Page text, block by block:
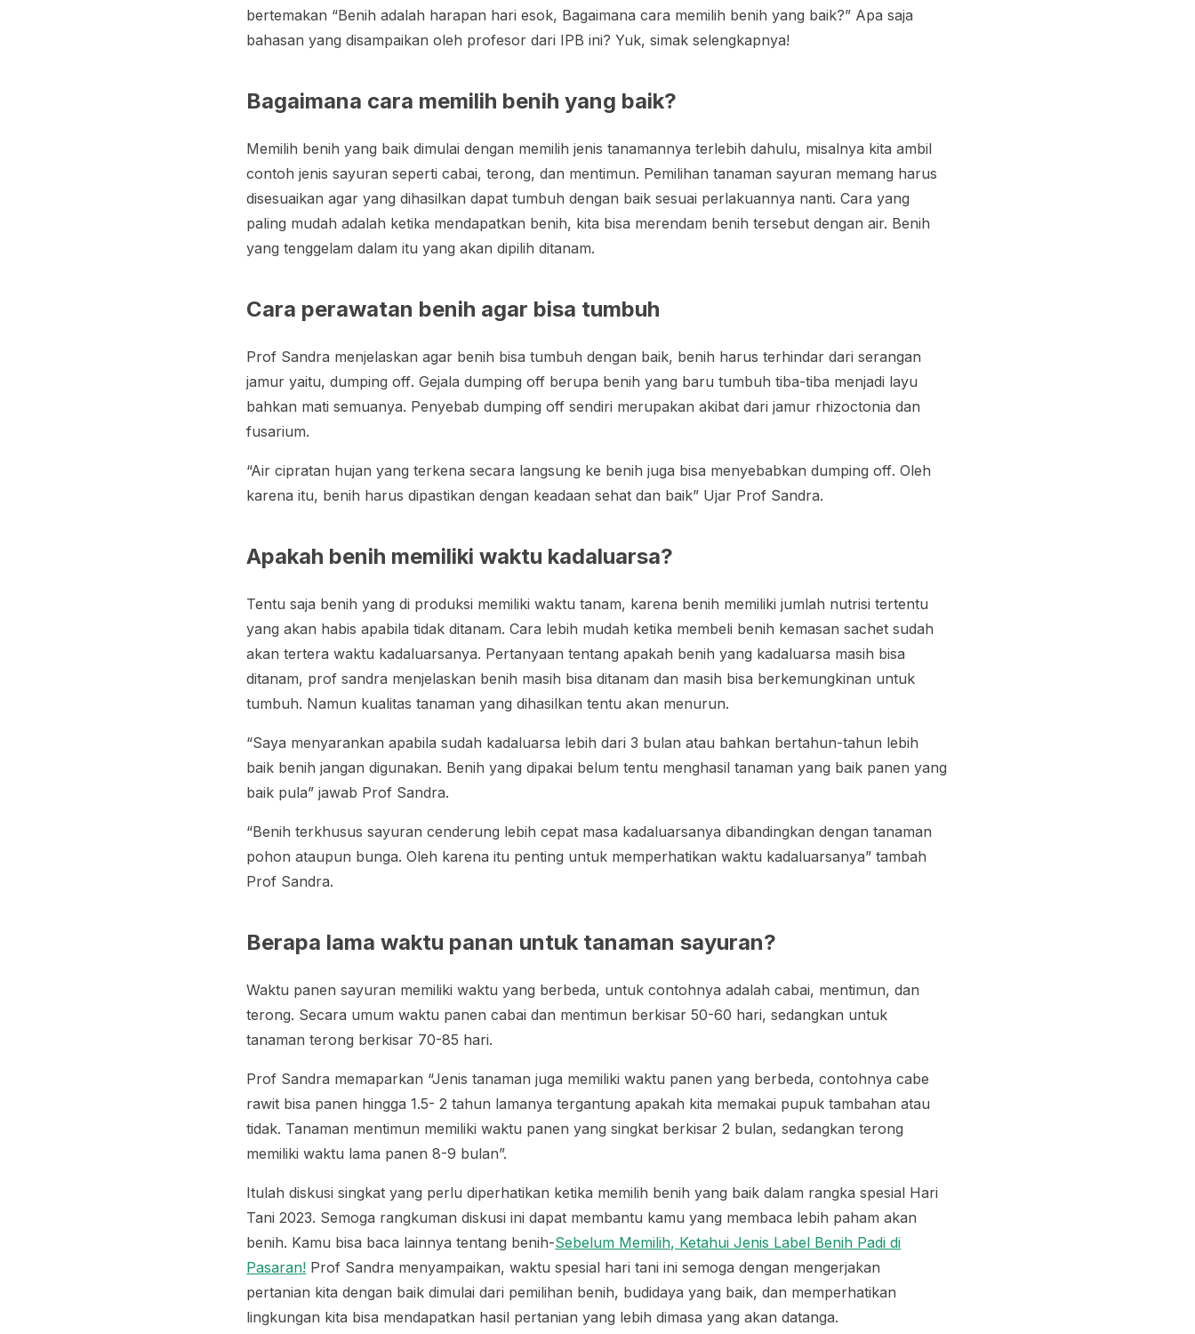
bertemakan “Benih adalah harapan hari esok, Bagaimana cara memilih benih yang baik?” Apa saja
bahasan yang disampaikan oleh profesor dari IPB ini? Yuk, simak selengkapnya!
Bagaimana cara memilih benih yang baik?
Memilih benih yang baik dimulai dengan memilih jenis tanamannya terlebih dahulu, misalnya kita ambil
contoh jenis sayuran seperti cabai, terong, dan mentimun. Pemilihan tanaman sayuran memang harus
disesuaikan agar yang dihasilkan dapat tumbuh dengan baik sesuai perlakuannya nanti. Cara yang
paling mudah adalah ketika mendapatkan benih, kita bisa merendam benih tersebut dengan air. Benih
yang tenggelam dalam itu yang akan dipilih ditanam.
Cara perawatan benih agar bisa tumbuh
Prof Sandra menjelaskan agar benih bisa tumbuh dengan baik, benih harus terhindar dari serangan
jamur yaitu,dumping off. Gejaladumping off berupa benih yang baru tumbuh tiba-tiba menjadi layu
bahkan mati semuanya. Penyebabdumping off sendiri merupakan akibat dari jamur rhizoctonia dan
fusarium.
“Air cipratan hujan yang terkena secara langsung ke benih juga bisa menyebabkandumping off. Oleh
karena itu, benih harus dipastikan dengan keadaan sehat dan baik” Ujar Prof Sandra.
Apakah benih memiliki waktu kadaluarsa?
Tentu saja benih yang di produksi memiliki waktu tanam, karena benih memiliki jumlah nutrisi tertentu
yang akan habis apabila tidak ditanam. Cara lebih mudah ketika membeli benih kemasan sachet sudah
akan tertera waktu kadaluarsanya. Pertanyaan tentang apakah benih yang kadaluarsa masih bisa
ditanam, prof sandra menjelaskan benih masih bisa ditanam dan masih bisa berkemungkinan untuk
tumbuh. Namun kualitas tanaman yang dihasilkan tentu akan menurun.
“Saya menyarankan apabila sudah kadaluarsa lebih dari 3 bulan atau bahkan bertahun-tahun lebih
baik benih jangan digunakan. Benih yang dipakai belum tentu menghasil tanaman yang baik panen yang
baik pula” jawab Prof Sandra.
“Benih terkhusus sayuran cenderung lebih cepat masa kadaluarsanya dibandingkan dengan tanaman
pohon ataupun bunga. Oleh karena itu penting untuk memperhatikan waktu kadaluarsanya” tambah
Prof Sandra.
Berapa lama waktu panan untuk tanaman sayuran?
Waktu panen sayuran memiliki waktu yang berbeda, untuk contohnya adalah cabai, mentimun, dan
terong. Secara umum waktu panen cabai dan mentimun berkisar 50-60 hari, sedangkan untuk
tanaman terong berkisar 70-85 hari.
Prof Sandra memaparkan “Jenis tanaman juga memiliki waktu panen yang berbeda, contohnya cabe
rawit bisa panen hingga 1.5- 2 tahun lamanya tergantung apakah kita memakai pupuk tambahan atau
tidak. Tanaman mentimun memiliki waktu panen yang singkat berkisar 2 bulan, sedangkan terong
memiliki waktu lama panen 8-9 bulan”.
Itulah diskusi singkat yang perlu diperhatikan ketika memilih benih yang baik dalam rangka spesial Hari
Tani 2023. Semoga rangkuman diskusi ini dapat membantu kamu yang membaca lebih paham akan
benih. Kamu bisa baca lainnya tentang benih-Sebelum Memilih, Ketahui Jenis Label Benih Padi di
Pasaran! Prof Sandra menyampaikan, waktu spesial hari tani ini semoga dengan mengerjakan
pertanian kita dengan baik dimulai dari pemilihan benih, budidaya yang baik, dan memperhatikan
lingkungan kita bisa mendapatkan hasil pertanian yang lebih dimasa yang akan datanga.